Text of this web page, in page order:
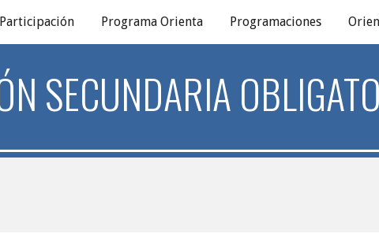
content Skip to navigation
Participación Programa Orienta Programaciones
SECUNDARIA